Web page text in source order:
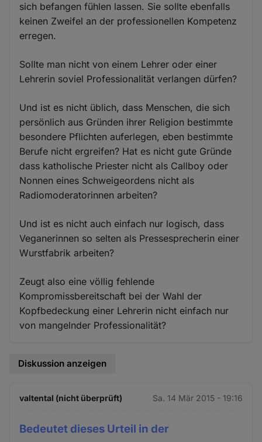
sich befangen fühlen lassen. Sie sollte ebenfalls
keinen Zweifel an der professionellen Kompetenz
erregen.
Sollte man nicht von einem Lehrer oder einer
Lehrerin soviel Professionalität verlangen dürfen?
Und ist es nicht üblich, dass Menschen, die sich
persönlich aus Gründen ihrer Religion bestimmte
besondere Pflichten auferlegen, eben bestimmte
Berufe nicht ergreifen? Hat es nicht gute Gründe
dass katholische Priester nicht als Callboy oder
Nonnen eines Schweigeordens nicht als
Radiomoderatorinnen arbeiten?
Und ist es nicht auch einfach nur logisch, dass
Veganerinnen so selten als Pressesprecherin einer
Wurstfabrik arbeiten?
Zeugt also eine völlig fehlende
Kompromissbereitschaft bei der Wahl der
Kopfbedeckung einer Lehrerin nicht einfach nur
von mangelnder Professionalität?
Diskussion anzeigen
valtental (nicht überprüft) Sa. 14 Mär 2015 - 19:16
Bedeutet dieses Urteil in der